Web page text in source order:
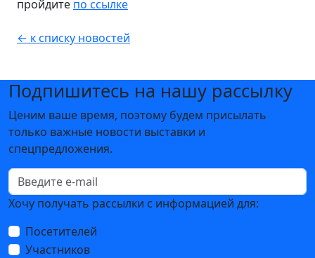
пройдите по ссылке
← к списку новостей
Подпишитесь на нашу рассылку
Ценим ваше время, поэтому будем присылать
только важные новости выставки и
спецпредложения.
Хочу получать рассылки с информацией для:
Посетителей
Участников